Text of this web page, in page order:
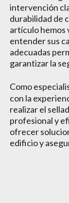
intervención
durabilidad de
artículo hemos
entender sus
adecuadas
garantizar la
Como
con la
realizar el
profesional y
ofrecer
edificio y